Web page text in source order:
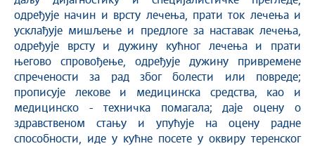
одређује начин и врсту лечења, прати ток лечења и
усклађује мишљење и предлоге за наставак лечења,
одређује врсту и дужину кућног лечења и прати
његово спровођење, одређује дужину привремене
спречености за рад због болести или повреде;
прописује лекове и медицинска средства, као и
медицинско - техничка помагала; даје оцену о
здравственом стању и упућује на оцену радне
способности, иде у кућне посете у оквиру теренског